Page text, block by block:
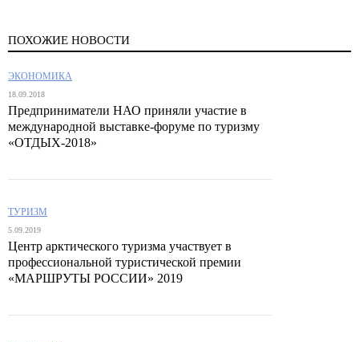
ПОХОЖИЕ НОВОСТИ
ЭКОНОМИКА
18.09.2018
Предприниматели НАО приняли участие в
международной выставке-форуме по туризму
«ОТДЫХ-2018»
ТУРИЗМ
5.09.2019
Центр арктического туризма участвует в
профессиональной туристической премии
«МАРШРУТЫ РОССИИ» 2019